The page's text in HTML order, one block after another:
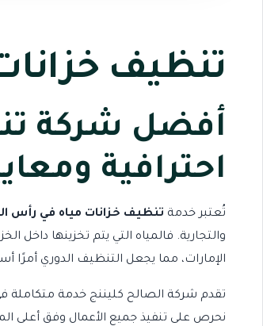
تنظيف
أفضل شركة
احترافية
تُعتبر خدمة تنظيف خزانات مياه في رأس
والتجارية. فالمياه التي يتم تخزينها
الإمارات، مما يجعل التنظيف الدوري أمرًا
تقدم شركة الصالح كليننج خدمة متكاملة
نحرص على تنفيذ جميع الأعمال وفق أعلى